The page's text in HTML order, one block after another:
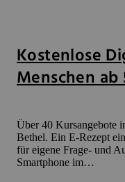
Kostenlose
Menschen ab
Über 40 Kursangebote
Bethel. Ein E-Rezept
für eigene Frage- und
Smartphone im…